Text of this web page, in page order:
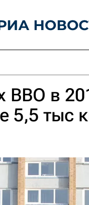
ВВО в
5,5 тыс